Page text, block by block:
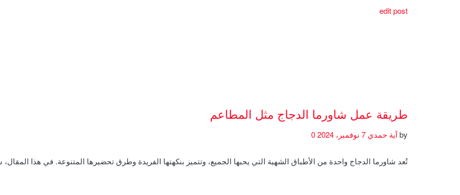
edit post
طريقة عمل شاورما الدجاج مثل المطاعم
byآية حمدي
تُعد شاورما الدجاج واحدة من الأطباق الشهية التي يحبها الجميع، وتتميز بنكهتها الفريدة وطرق تحضيرها المتنوعة. في هذا